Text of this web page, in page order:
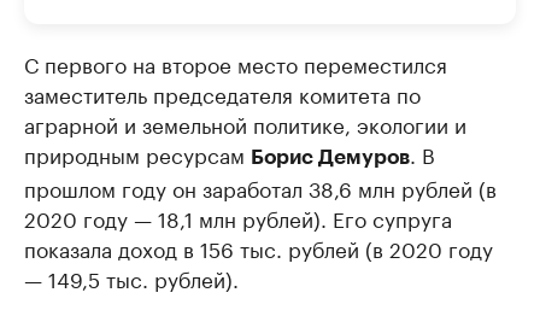
С первого на второе место переместился
заместитель председателя комитета по
аграрной и земельной политике, экологии и
природным ресурсам Борис Демуров
. В
прошлом году он заработал 38,6 млн рублей (в
2020 году — 18,1 млн рублей). Его супруга
показала доход в 156 тыс. рублей (в 2020 году
— 149,5 тыс. рублей).